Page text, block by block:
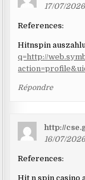
17/07/
References:
Hitnspin
q=http://
Répondre
http://
16/07/
References:
Hit n spin casino